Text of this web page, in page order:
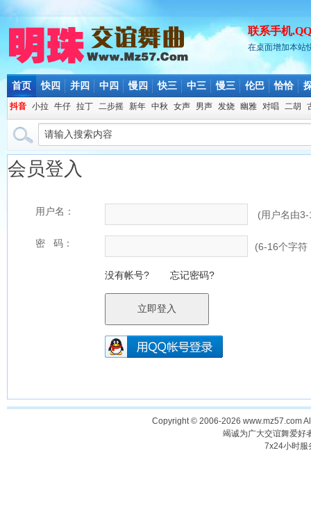
联系手机
在桌面增加本站
首页 快四 并四 中四 慢四 快三 中三 慢三 伦巴 恰恰
抖音 小拉 牛仔 拉丁 二步摇 新年 中秋 女声 男声 发烧 幽雅 对唱 二胡
会员登入
用户名： (用户名由
密 码： (6-16个字符
没有帐号? 忘记密码?
Copyright © 2006-2026 www.mz57.com
竭诚为广大交谊舞爱好
7x24小时服